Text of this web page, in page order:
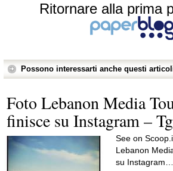
Ritornare alla prima
Possono interessarti anche questi
Foto Lebanon Media
finisce su Instagram –
See on
Lebanon
su